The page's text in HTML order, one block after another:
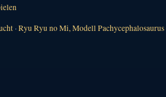
·Ryu Ryu no Mi, Modell